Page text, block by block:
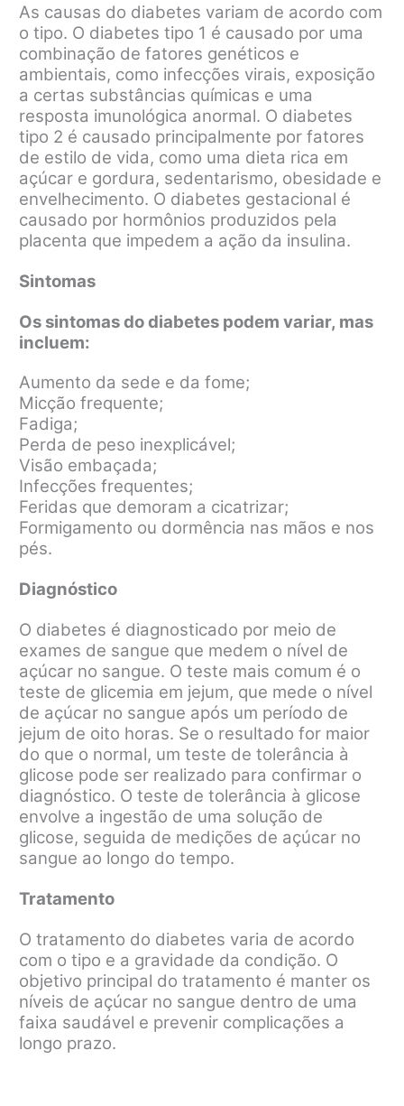
As causas do diabetes variam de acordo com
o tipo. O diabetes tipo 1 é causado por uma
combinação de fatores genéticos e
ambientais, como infecções virais, exposição
a certas substâncias químicas e uma
resposta imunológica anormal. O diabetes
tipo 2 é causado principalmente por fatores
de estilo de vida, como uma dieta rica em
açúcar e gordura, sedentarismo, obesidade e
envelhecimento. O diabetes gestacional é
causado por hormônios produzidos pela
placenta que impedem a ação da insulina.
Sintomas
Os sintomas do diabetes podem variar, mas
incluem:
Aumento da sede e da fome;
Micção frequente;
Fadiga;
Perda de peso inexplicável;
Visão embaçada;
Infecções frequentes;
Feridas que demoram a cicatrizar;
Formigamento ou dormência nas mãos e nos
pés.
Diagnóstico
O diabetes é diagnosticado por meio de
exames de sangue que medem o nível de
açúcar no sangue. O teste mais comum é o
teste de glicemia em jejum, que mede o nível
de açúcar no sangue após um período de
jejum de oito horas. Se o resultado for maior
do que o normal, um teste de tolerância à
glicose pode ser realizado para confirmar o
diagnóstico. O teste de tolerância à glicose
envolve a ingestão de uma solução de
glicose, seguida de medições de açúcar no
sangue ao longo do tempo.
Tratamento
O tratamento do diabetes varia de acordo
com o tipo e a gravidade da condição. O
objetivo principal do tratamento é manter os
níveis de açúcar no sangue dentro de uma
faixa saudável e prevenir complicações a
longo prazo.